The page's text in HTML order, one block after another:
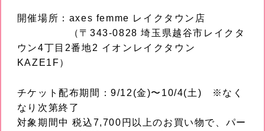
開催場所：axes femme レイクタウン店
（〒343-0828 埼玉県越谷市レイクタ
ウン4丁目2番地2 イオンレイクタウン
KAZE1F）
チケット配布期間：9/12(金)〜10/4(土) ※なく
なり次第終了
対象期間中 税込7,700円以上のお買い物で、パー